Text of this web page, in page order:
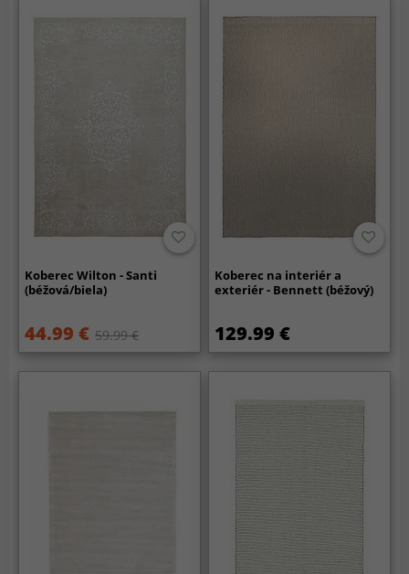
Koberec Wilton - Santi
(béžová/biela)
44.99 € 59.99 €
Koberec na interiér a
exteriér - Bennett (béžový)
129.99 €